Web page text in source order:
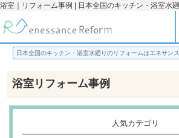
日本全国のキッチン・浴室水廻りのリフォームはエネサンス
浴室リフォーム事例
人気カテゴリ